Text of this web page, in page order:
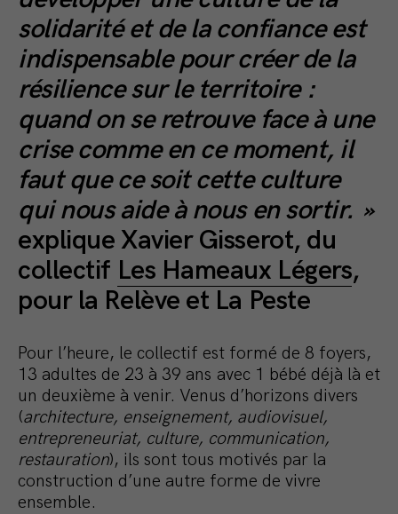
solidarité et de la confiance est
indispensable pour créer de la
résilience sur le territoire :
quand on se retrouve face à une
crise comme en ce moment, il
faut que ce soit cette culture
qui nous aide à nous en sortir. »
explique Xavier Gisserot, du
collectif Les Hameaux Légers,
pour la Relève et La Peste
Pour l’heure, le collectif est formé de 8 foyers,
13 adultes de 23 à 39 ans avec 1 bébé déjà là et
un deuxième à venir. Venus d’horizons divers
(architecture, enseignement, audiovisuel,
entrepreneuriat, culture, communication,
restauration), ils sont tous motivés par la
construction d’une autre forme de vivre
ensemble.